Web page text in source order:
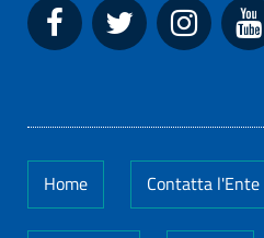
Home Contatta l'Ente